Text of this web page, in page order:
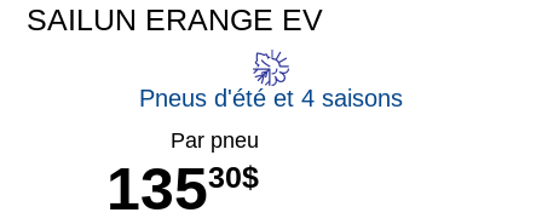
SAILUN ERANGE EV
Pneus d'été et 4 saisons
Par pneu
13530$